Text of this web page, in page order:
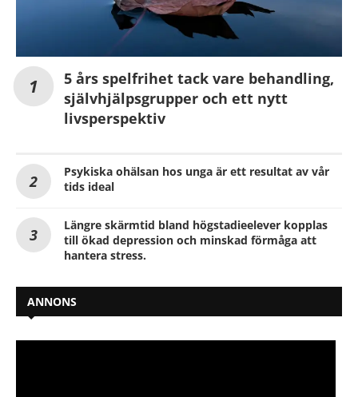
5 års spelfrihet tack vare behandling,
självhjälpsgrupper och ett nytt
livsperspektiv
Psykiska ohälsan hos unga är ett resultat av vår
tids ideal
Längre skärmtid bland högstadieelever kopplas
till ökad depression och minskad förmåga att
hantera stress.
ANNONS